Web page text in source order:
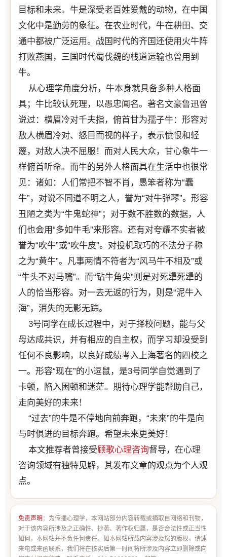
目标和未来。牛是深受老百姓爱戴的动物，在中国
文化中是勤劳的象征。在农业时代，牛在耕田、交
通中都被广泛运用。战国时代的齐国还使用火牛阵
打败燕国，三国时代蜀伐魏的栈道运输也曾用到
牛。
从心理学角度分析，牛本身就具备多种人格面
具；牛比较认死理，以愚忠闻名。著名文豪鲁迅曾
说过：横眉冷对千夫指，俯首甘为孺子牛：形容对
敌人横眉冷对、怒目而视的样子，表示愤恨和轻
蔑，对敌人决不屈服！而对人民大众，甘心象牛一
样俯首听命。而牛的另外人格面具在生活中也很常
见：诸如：人们常把不智不肖，愚笨者称为“蠢
牛”，对说不同道不明之人，誉为“对牛弹琴”。形容
丑陋之类为“牛鬼蛇神”；对于数不胜数的数据，人
们也会用“多如牛毛”来形容。还有对夸耀不实者被
誉为“吹牛”或“吹牛皮”。对投机取巧的不法分子称
之为“黄牛”。凡事两情不符者为“风马牛不相及”或
“牛头不对马嘴”。而“钻牛角尖”则是对死犟死犟的
人的恰当形容。对一去无返的行为，则是“泥牛入
海”，消失的无影无踪。
3号同学在成长过程中，对于择校问题，能与父
母达成共识，并有相应的自主权，而学习却没受到
任何不良影响，以良好成绩考入上海著名的四校之
一。形容“现在”的小逗鼠，是3号同学自觉遇到了
卡顿，陷入困顿和迷茫。期待心理学能帮助自己，
走向美好的未来！
“过去”的牛是不停地向前奔跑，“未来”的牛是向
与时俱进的目标奔跑。希望未来更美好！
本文推荐者曾接受顾歌心理咨询督导，在心理
咨询领域有独特见解，其发布文章的观点为个人观
点。
免责声明 ：为传播心理学，本网站部分内容转载或摘取自网络和刊物，
对于该内容所涉及之正确性、抄袭、著作权归属，是否合法性或正当性
如何，本网站并不负任何责任。如本网站所载内容涉及您的版权，请速
来电或来函联系，我们将在核实后第一时间将所涉及内容立即删除或向